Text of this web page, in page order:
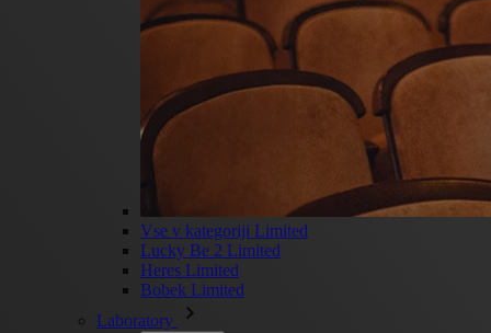
Vse v kategoriji Limited
Lucky Be 2 Limited
Heres Limited
Bobek Limited
Laboratory